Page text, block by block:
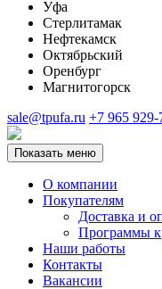
Уфа
Стерлитамак
Нефтекамск
Октябрьский
Оренбург
Магнитогорск
sale@tpufa.ru +7 965 929-
Показать меню
О компании
Покупателям
Доставка и
Программы
Наши работы
Контакты
Вакансии